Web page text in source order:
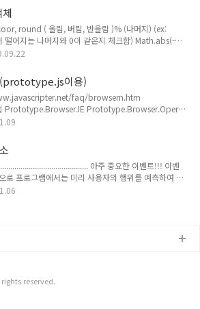
questions/9626741/catch-input-earlier-than-
only-numbersYou can limit the input to only
..
round ( 올림, 버림, 반올림 )% (나머지) (ex:
어지는 나머지와 0이 같은지 체크함) Math.abs(-1)
// sin 값. 결과는 0.841470984807897
// log 값. 결과는 0.693147180559945
는 2.71828182845905 Math.sqrt(9) // 제곱근 값.
거듭제곱 ..
(prototype.js이용)
faq/browsern.htm
Prototype.Browser.IE Prototype.Browser.Opera
// Safari Prototype.Browser.Gecko Examples In
Gecko=true if(Prototype.Browser.Gecko) {
소
아주 중요한 이벤트!!! 이벤
로 프로그램에서는 미리 사용자의 행위를 예측하여 미
많이 준비해 놓고 있다. 예를 들어 사용자가 마우스를
핸들러란 ? 이러한 이벤트와 우리가 준비한 프로그램
reserved.